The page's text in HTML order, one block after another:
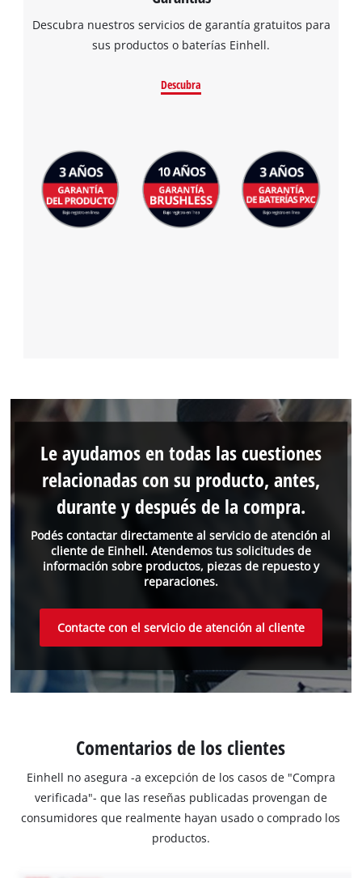
Descubra nuestros servicios de garantía gratuitos para
sus productos o baterías Einhell.
Descubra
Podés contactar directamente al servicio de atención al
cliente de Einhell. Atendemos tus solicitudes de
información sobre productos, piezas de repuesto y
reparaciones.
Le ayudamos en todas las cuestiones
relacionadas con su producto, antes,
durante y después de la compra.
Contacte con el servicio de atención al cliente
Comentarios de los clientes
Einhell no asegura -a excepción de los casos de "Compra
verificada"- que las reseñas publicadas provengan de
consumidores que realmente hayan usado o comprado los
productos.